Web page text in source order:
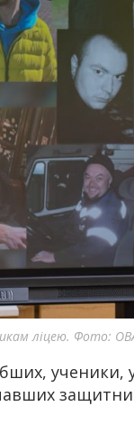
ліцею. Фото:
ученики,